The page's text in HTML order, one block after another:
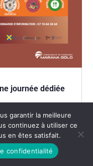
journée dédiée
circulaire ,Notre
Golo organise
à toutes et tous,
garantir la meilleure
continuez à utiliser ce
en êtes satisfait.
confidentialité